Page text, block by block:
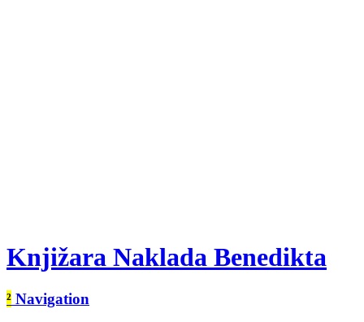
Knjižara Naklada Benedikta
² Navigation